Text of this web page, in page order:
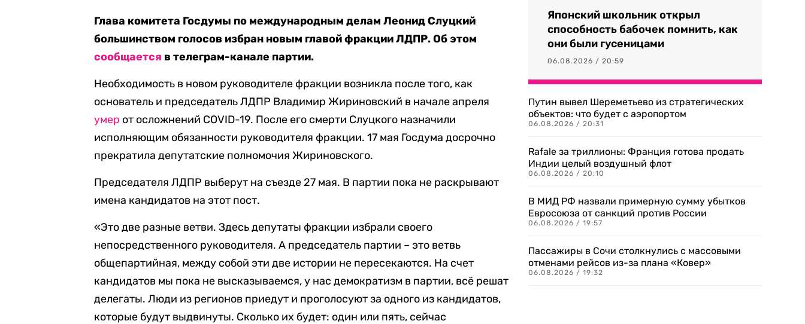
Глава комитета Госдумы по международным делам Леонид Слуцкий
большинством голосов избран новым главой фракции ЛДПР. Об этом
сообщается в телеграм-канале партии.
Необходимость в новом руководителе фракции возникла после того, как
основатель и председатель ЛДПР Владимир Жириновский в начале апреля
умер от осложнений COVID-19. После его смерти Слуцкого назначили
исполняющим обязанности руководителя фракции. 17 мая Госдума досрочно
прекратила депутатские полномочия Жириновского.
Председателя ЛДПР выберут на съезде 27 мая. В партии пока не раскрывают
имена кандидатов на этот пост.
«Это две разные ветви. Здесь депутаты фракции избрали своего
непосредственного руководителя. А председатель партии – это ветвь
общепартийная, между собой эти две истории не пересекаются. На счет
кандидатов мы пока не высказываемся, у нас демократизм в партии, всё решат
делегаты. Люди из регионов приедут и проголосуют за одного из кандидатов,
которые будут выдвинуты. Сколько их будет: один или пять, сейчас
Японский школьник открыл
способность бабочек помнить, как
они были гусеницами
06.08.2026 / 20:59
Путин вывел Шереметьево из стратегических
объектов: что будет с аэропортом
06.08.2026 / 20:31
Rafale за триллионы: Франция готова продать
Индии целый воздушный флот
06.08.2026 / 20:10
В МИД РФ назвали примерную сумму убытков
Евросоюза от санкций против России
06.08.2026 / 19:57
Пассажиры в Сочи столкнулись с массовыми
отменами рейсов из-за плана «Ковер»
06.08.2026 / 19:32